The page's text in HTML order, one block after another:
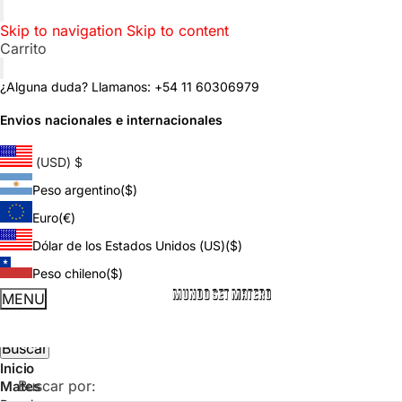
Skip to navigation Skip to content
Carrito
¿Alguna duda? Llamanos: +54 11 60306979
Envios nacionales e internacionales
(USD) $
Peso argentino($)
Euro(€)
Dólar de los Estados Unidos (US)($)
Peso chileno($)
MENU
Buscar por:
Buscar por:
Buscar
Inicio
Mates